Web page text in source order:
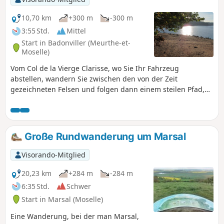
10,70 km
+300 m
-300 m
3:55 Std.
Mittel
Start in Badonviller (Meurthe-et-
Moselle)
Vom Col de la Vierge Clarisse, wo Sie Ihr Fahrzeug
abstellen, wandern Sie zwischen den von der Zeit
gezeichneten Felsen und folgen dann einem steilen Pfad,
hinaufsteigen und schließlich den ruhigen Ufern seines
Sees folgen.
Große Rundwanderung um Marsal
Visorando-Mitglied
20,23 km
+284 m
-284 m
6:35 Std.
Schwer
Start in Marsal (Moselle)
Eine Wanderung, bei der man Marsal,